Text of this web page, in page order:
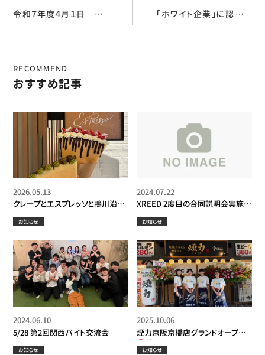
令和７年度４月１日 第２
「ホワイト企業」に認定い
RECOMMEND
おすすめ記事
クレープとエスプレッソと鴨川沿い
プレオープン
2026.05.13
お知らせ
XREED 2度目の合同説明会実施し
ました！！
2024.07.22
お知らせ
5/28 第2回関西バイト交流会
2024.06.10
お知らせ
煙力京阪京橋店グランドオープン！
2025.10.06
お知らせ